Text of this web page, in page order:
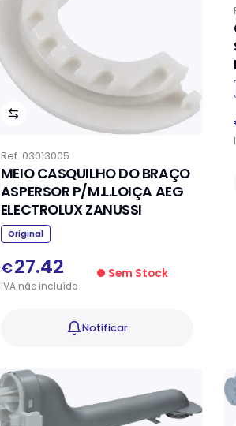
Ref. 03013005
MEIO CASQUILHO DO BRAÇO
ASPERSOR P/M.L.LOIÇA AEG
ELECTROLUX ZANUSSI
Original
€27.42
IVAnãoincluído
Sem Stock
Notificar